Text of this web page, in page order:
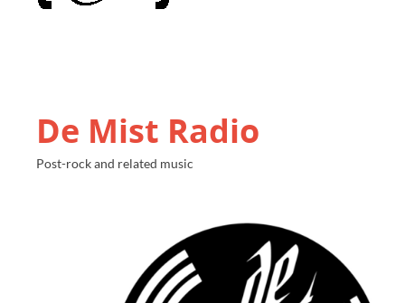
De Mist Radio
Post-rock and related music